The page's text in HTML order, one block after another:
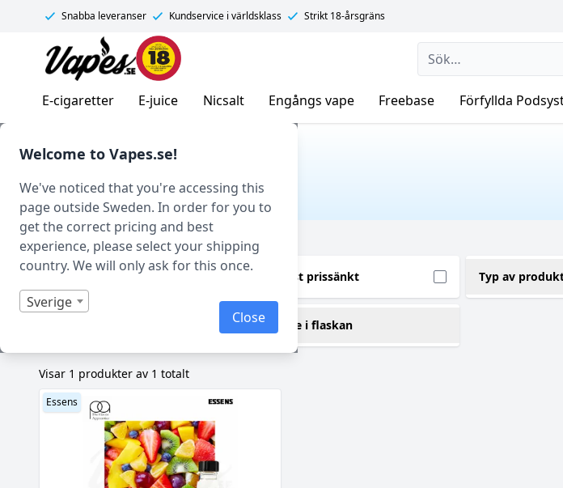
Welcome to Vapes.se!
We've noticed that you're accessing this
page outside Sweden. In order for you to
get the correct pricing and best
experience, please select your shipping
country. We will only ask for this once.
Sverige
Close
Snabba leveranser Kundservice i världsklass Strikt 18-årsgräns
Vapes.se
E-cigaretter E-juice Nicsalt Engångs vape Freebase Förfyllda
Hem/ Produkt Smakprofil / Tutti Frutti
TUTTI FRUTTI
Filtrera
Endast i lager Endast prissänkt Typ av
E-juice i flaskan
Visar 1 produkter av 1 totalt
Essens